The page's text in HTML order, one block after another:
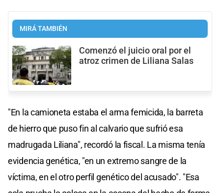
MIRÁ TAMBIÉN
Comenzó el juicio oral por el
atroz crimen de Liliana Salas
"En la camioneta estaba el arma femicida, la barreta
de hierro que puso fin al calvario que sufrió esa
madrugada Liliana", recordó la fiscal. La misma tenía
evidencia genética, "en un extremo sangre de la
víctima, en el otro perfil genético del acusado". "Esa